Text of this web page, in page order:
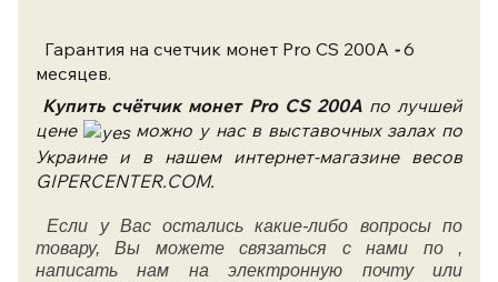
Гарантия на счетчик монет Pro CS 200A -6
месяцев.
Купить счётчик монет Pro CS 200Aпо лучшей
цене
можно у нас в выставочных залах по
Украине и в нашем интернет-магазине весов
GIPERCENTER.COM.
Если у Вас остались какие-либо вопросы по
товару, Вы можете связаться с нами по ,
написать нам на электронную почту или